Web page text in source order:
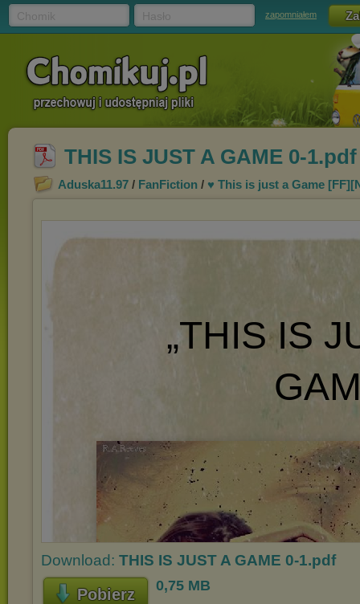
zapomniałem
THIS IS JUST A GAME 0-1.pdf
Aduska11.97 / FanFiction / ♥ This is just a Game
Download: THIS IS JUST A GAME 0-1.pdf
Pobierz 0,75 MB